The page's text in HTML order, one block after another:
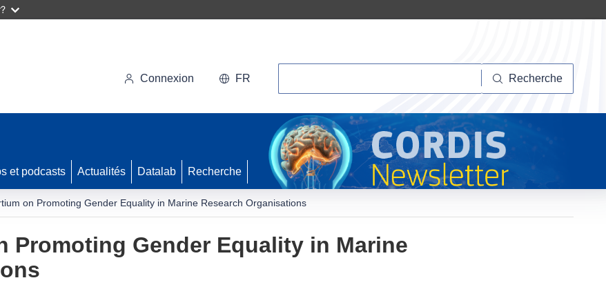
Connexion FR Recherche
et podcasts Actualités Datalab Recherche
on Promoting Gender Equality in Marine Research Organisations
Promoting Gender Equality in Marine